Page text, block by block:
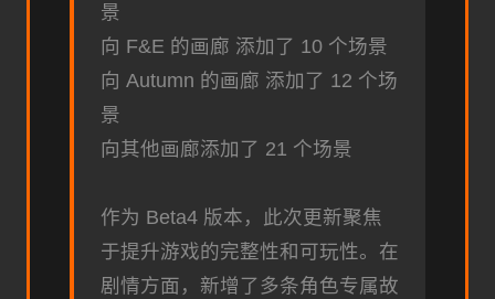
景
向 F&E 的画廊 添加了 10 个场景
向 Autumn 的画廊 添加了 12 个场
景
向其他画廊添加了 21 个场景
作为 Beta4 版本，此次更新聚焦
于提升游戏的完整性和可玩性。在
剧情方面，新增了多条角色专属故